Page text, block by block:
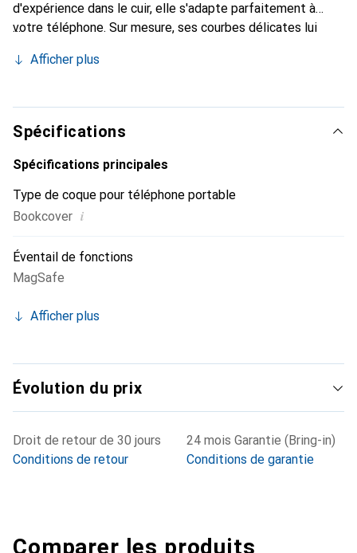
d'expérience dans le cuir, elle s'adapte parfaitement à
votre téléphone. Sur mesure, ses courbes délicates lui
l'accessoire chic et indispensable pour votre smartphone.
ses produits de haute qualité et constitue un choix fiable
pour une clientèle exigeante.
Afficher plus
Spécifications
Spécifications principales
Type de coque pour téléphone portable
Bookcover i
Éventail de fonctions
MagSafe
Afficher plus
Évolution du prix
Droit de retour de 30 jours
Conditions de retour
24 mois Garantie (Bring-in)
Conditions de garantie
Comparer les produits